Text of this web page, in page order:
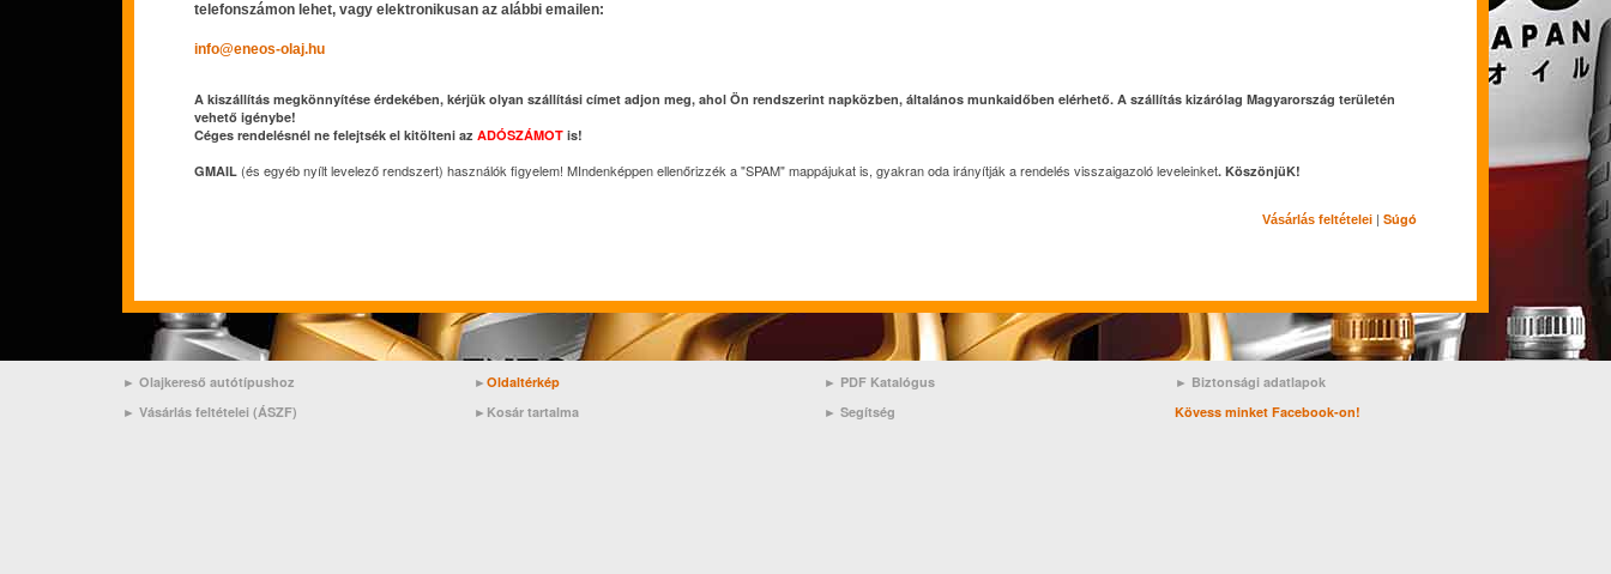
telefonszámon lehet, vagy elektronikusan az alábbi emailen:
info@eneos-olaj.hu
A kiszállítás megkönnyítése érdekében, kérjük olyan szállítási címet adjon meg, ahol Ön rendszerint napközben, általános munkaidőben elérhető. A szállítás kizárólag Magyarország területén
vehető igénybe!
Céges rendelésnél ne felejtsék el kitölteni az ADÓSZÁMOT is!
GMAIL (és egyéb nyílt levelező rendszert) használók figyelem! MIndenképpen ellenőrizzék a "SPAM" mappájukat is, gyakran oda irányítják a rendelés visszaigazoló leveleinket. KöszönjüK!
Vásárlás feltételei | Súgó
► Olajkereső autótípushoz
► Vásárlás feltételei (ÁSZF)
► Oldaltérkép
► Kosár tartalma
► PDF Katalógus
► Segítség
► Biztonsági adatlapok
Kövess minket Facebook-on!